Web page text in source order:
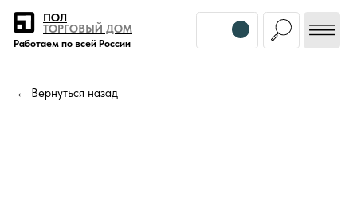
Работаем по всей России
ПОЛ
ТОРГОВЫЙ ДОМ
← Вернуться назад